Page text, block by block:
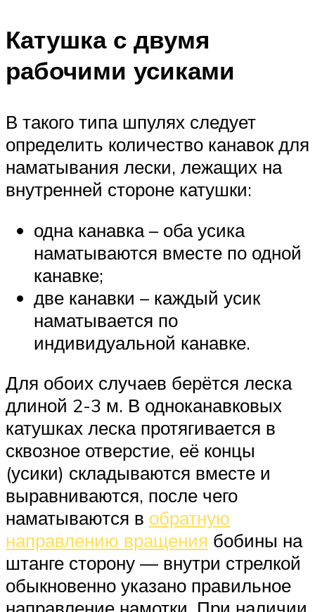
Катушка с двумя
рабочими усиками
В такого типа шпулях следует
определить количество канавок для
наматывания лески, лежащих на
внутренней стороне катушки:
одна канавка – оба усика
наматываются вместе по одной
канавке;
две канавки – каждый усик
наматывается по
индивидуальной канавке.
Для обоих случаев берётся леска
длиной 2-3 м. В одноканавковых
катушках леска протягивается в
сквозное отверстие, её концы
(усики) складываются вместе и
выравниваются, после чего
наматываются в обратную
направлению вращения бобины на
штанге сторону — внутри стрелкой
обыкновенно указано правильное